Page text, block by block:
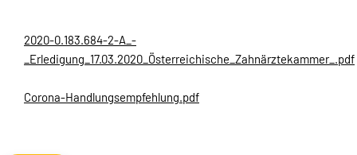
2020-0.183.684-2-A_-
_Erledigung_17.03.2020_Österreichische_Zahnärztekammer_.pdf
Corona-Handlungsempfehlung.pdf